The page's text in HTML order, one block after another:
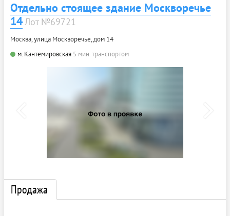
Отдельно стоящее здание Москворечье
14Лот №69721
Москва, улица Москворечье, дом 14
м. Кантемировская 5 мин. транспортом
Продажа